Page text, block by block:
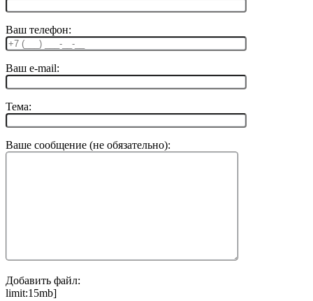
Ваш телефон:
Ваш e-mail:
Тема:
Ваше сообщение (не обязательно):
Добавить файл:
limit:15mb]